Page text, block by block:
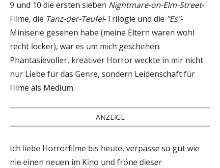
9 und 10 die ersten sieben Nightmare-on-Elm-Street-
Filme, die Tanz-der-Teufel-Trilogie und die "Es"-
Miniserie gesehen habe (meine Eltern waren wohl
recht locker), war es um mich geschehen.
Phantasievoller, kreativer Horror weckte in mir nicht
nur Liebe für das Genre, sondern Leidenschaft für
Filme als Medium.
ANZEIGE
Ich liebe Horrorfilme bis heute, verpasse so gut wie
nie einen neuen im Kino und fröne dieser